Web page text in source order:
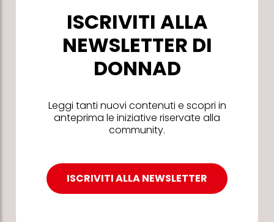
ISCRIVITI ALLA
NEWSLETTER DI
DONNAD
Leggi tanti nuovi contenuti e scopri in
anteprima le iniziative riservate alla
community.
ISCRIVITI ALLA NEWSLETTER